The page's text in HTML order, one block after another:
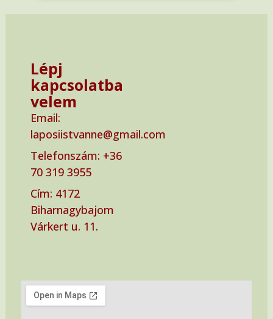
Lépj
kapcsolatba
velem
Email:
laposiistvanne@gmail.com
Telefonszám: ‭+36
70 319 3955‬
Cím: ‭4172
Biharnagybajom
Várkert u. 11.